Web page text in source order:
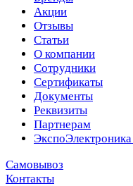
Акции
Отзывы
Статьи
О компании
Сотрудники
Сертификаты
Документы
Реквизиты
Партнерам
Самовывоз
Контакты